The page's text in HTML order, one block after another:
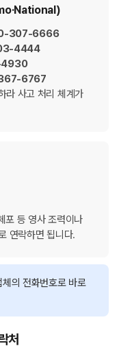
307-6666
4444
6767
사고 처리 체계가
포 등 영사 조력이나
연락하면 됩니다.
의 전화번호로 바로
처